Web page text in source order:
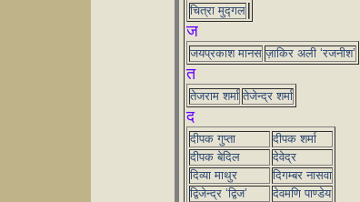
चित्रा मुद्गल
ज
जयप्रकाश मानस ज़ाकिर अली ‘रजनीश’
त
तेजराम शर्मा तेजेन्द्र शर्मा
द
दीपक गुप्ता
दीपक शर्मा
दीपक बेदिल
देवेद्र
दिव्या माथुर
दिगम्बर नासवा
द्विजेन्द्र ‘द्विज’
देवमणि पाण्डेय